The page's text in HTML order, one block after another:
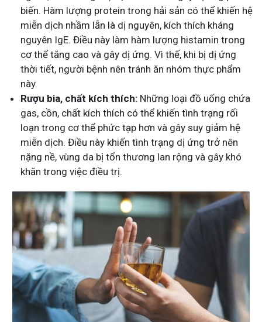
biến. Hàm lượng protein trong hải sản có thể khiến hệ
miễn dịch nhầm lẫn là dị nguyên, kích thích kháng
nguyên IgE. Điều này làm hàm lượng histamin trong
cơ thể tăng cao và gây dị ứng. Vì thế, khi bị dị ứng
thời tiết, người bệnh nên tránh ăn nhóm thực phẩm
này.
Rượu bia, chất kích thích: Những loại đồ uống chứa
gas, cồn, chất kích thích có thể khiến tình trạng rối
loạn trong cơ thể phức tạp hơn và gây suy giảm hệ
miễn dịch. Điều này khiến tình trạng dị ứng trở nên
nặng nề, vùng da bị tổn thương lan rộng và gây khó
khăn trong việc điều trị.